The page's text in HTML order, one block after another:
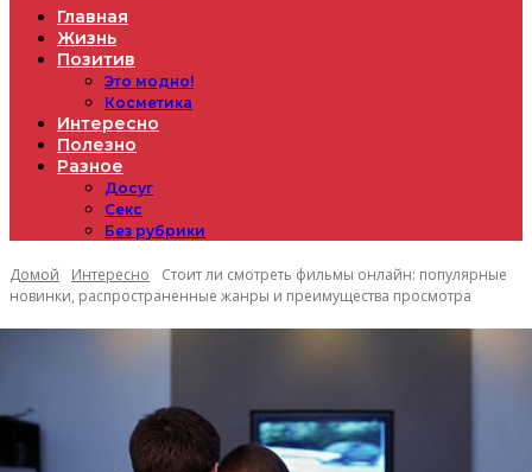
Главная
Жизнь
Позитив
Это модно!
Косметика
Интересно
Полезно
Разное
Досуг
Секс
Без рубрики
Домой Интересно
Стоит ли смотреть фильмы онлайн: популярные
новинки, распространенные жанры и преимущества просмотра